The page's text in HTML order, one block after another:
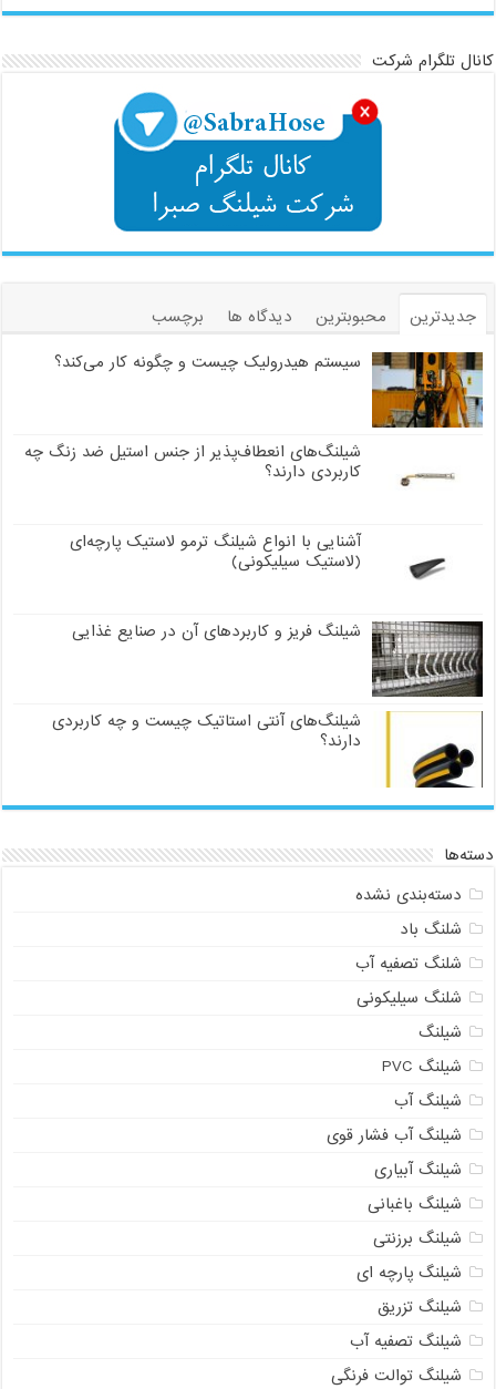
کانال تلگرام شرکت
جدیدترین محبوبترین دیدگاه ها
برچسب
سیستم هیدرولیک چیست و چگونه کار می‌کند؟
شیلنگ‌های انعطاف‌پذیر از جنس استیل ضد زنگ چه
کاربردی دارند؟
آشنایی با انواع شیلنگ ترمو لاستیک پارچه‌ای
(لاستیک سیلیکونی)
شیلنگ فریز و کاربردهای آن در صنایع غذایی
شیلنگ‌های آنتی استاتیک چیست و چه کاربردی
دارند؟
دسته‌ها
دسته‌بندی نشده
شلنگ باد
شلنگ تصفیه آب
شلنگ سیلیکونی
شیلنگ
شیلنگ PVC
شیلنگ آب
شیلنگ آب فشار قوی
شیلنگ آبیاری
شیلنگ باغبانی
شیلنگ برزنتی
شیلنگ پارچه ای
شیلنگ تزریق
شیلنگ تصفیه آب
شیلنگ توالت فرنگی